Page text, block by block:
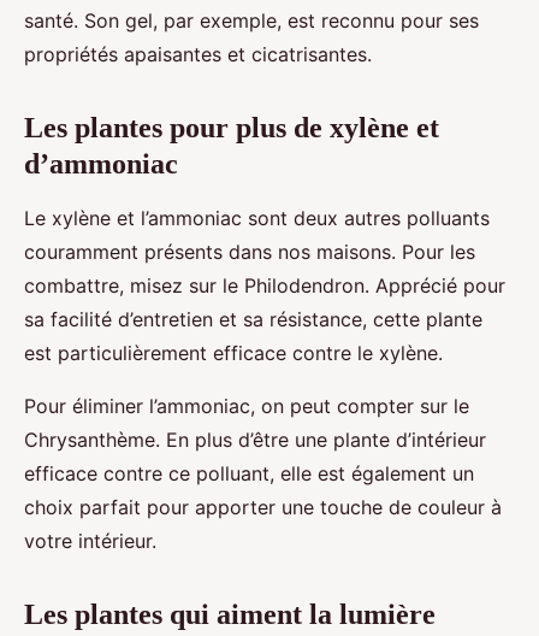
santé. Son gel, par exemple, est reconnu pour ses
propriétés apaisantes et cicatrisantes.
Les plantes pour plus de xylène et
d’ammoniac
Le xylène et l’ammoniac sont deux autres polluants
couramment présents dans nos maisons. Pour les
combattre, misez sur le Philodendron. Apprécié pour
sa facilité d’entretien et sa résistance, cette plante
est particulièrement efficace contre le xylène.
Pour éliminer l’ammoniac, on peut compter sur le
Chrysanthème. En plus d’être une plante d’intérieur
efficace contre ce polluant, elle est également un
choix parfait pour apporter une touche de couleur à
votre intérieur.
Les plantes qui aiment la lumière